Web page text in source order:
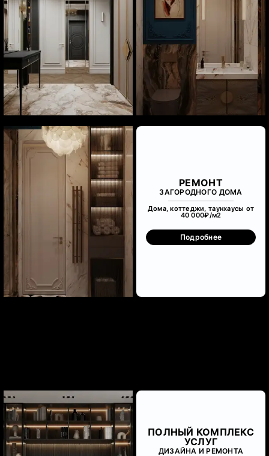
РЕМОНТ
ЗАГОРОДНОГО ДОМА
Дома, коттеджи, таунхаусы от
40 000₽/м2
Подробнее
ПОЛНЫЙ КОМПЛЕКС
УСЛУГ
ДИЗАЙНА И РЕМОНТА